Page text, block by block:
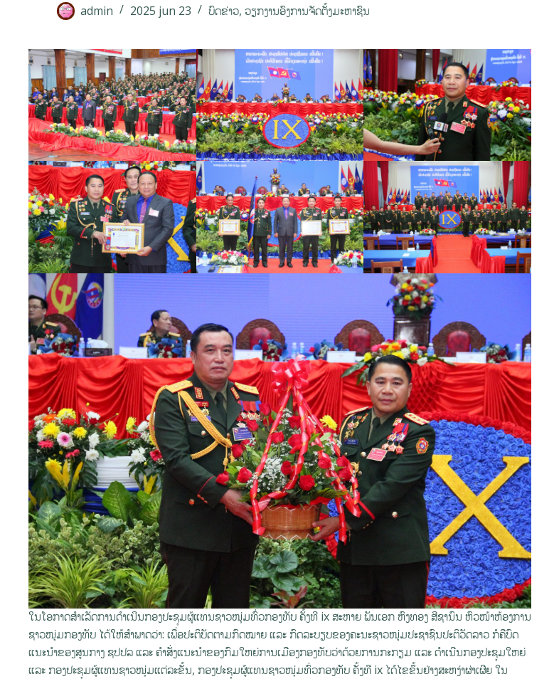
admin 2025 jun 23 ບົດຂ່າວ, ວຽກງານອົງການຈັດຕັ້ງມະຫາຊົນ
ໃນໂອກາດສຳເລັດການດຳເນີນກອງປະຊຸມຜູ້ແທນຊາວໜຸ່ມທົ່ວກອງທັບ ຄັ້ງທີ ix ສະຫາຍ ພັນເອກ ຫົງທອງ ສີຊານົນ ຫົວໜ້າຫ້ອງການ
ຊາວໜຸ່ມກອງທັບ ໄດ້ໃຫ້ສຳພາດວ່າ: ເພື່ອປະຕິບັດຕາມກົດໝາຍ ແລະ ກົດລະບຽບຂອງຄະນະຊາວໜຸ່ມປະຊາຊົນປະຕິວັດລາວ ກໍຄືບົດ
ແນະນໍາຂອງສູນກາງ ຊປປລ ແລະ ຄໍາສັ່ງແນະນໍາຂອງກົມໃຫຍ່ການເມືອງກອງທັບວ່າດ້ວຍການກະກຽມ ແລະ ດໍາເນີນກອງປະຊຸມໃຫຍ່
ແລະ ກອງປະຊຸມຜູ້ແທນຊາວໜຸ່ມແຕ່ລະຂັ້ນ, ກອງປະຊຸມຜູ້ແທນຊາວໜຸ່ມທົ່ວກອງທັບ ຄັ້ງທີ ix ໄດ້ໄຂຂຶ້ນຢ່າງສະຫງ່າຜ່າເຜີຍ ໃນ